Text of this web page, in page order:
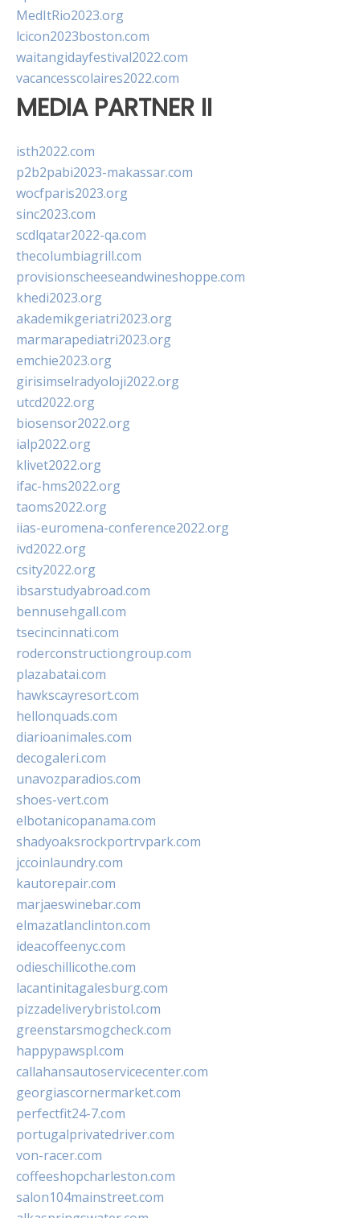
MedItRio2023.org
lcicon2023boston.com
waitangidayfestival2022.com
vacancesscolaires2022.com
MEDIA PARTNER II
isth2022.com
p2b2pabi2023-makassar.com
wocfparis2023.org
sinc2023.com
scdlqatar2022-qa.com
thecolumbiagrill.com
provisionscheeseandwineshoppe.com
khedi2023.org
akademikgeriatri2023.org
marmarapediatri2023.org
emchie2023.org
girisimselradyoloji2022.org
utcd2022.org
biosensor2022.org
ialp2022.org
klivet2022.org
ifac-hms2022.org
taoms2022.org
iias-euromena-conference2022.org
ivd2022.org
csity2022.org
ibsarstudyabroad.com
bennusehgall.com
tsecincinnati.com
roderconstructiongroup.com
plazabatai.com
hawkscayresort.com
hellonquads.com
diarioanimales.com
decogaleri.com
unavozparadios.com
shoes-vert.com
elbotanicopanama.com
shadyoaksrockportrvpark.com
jccoinlaundry.com
kautorepair.com
marjaeswinebar.com
elmazatlanclinton.com
ideacoffeenyc.com
odieschillicothe.com
lacantinitagalesburg.com
pizzadeliverybristol.com
greenstarsmogcheck.com
happypawspl.com
callahansautoservicecenter.com
georgiascornermarket.com
perfectfit24-7.com
portugalprivatedriver.com
von-racer.com
coffeeshopcharleston.com
salon104mainstreet.com